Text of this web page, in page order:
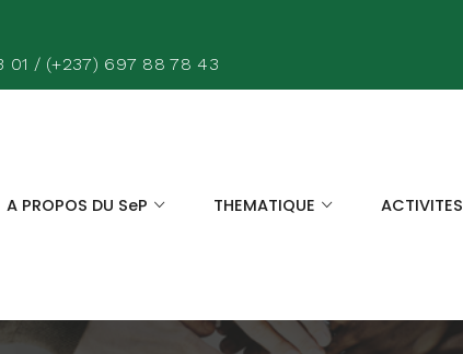
01 / (+237) 697 88 78 43
A PROPOS DU SeP THEMATIQUE ACTIVITES